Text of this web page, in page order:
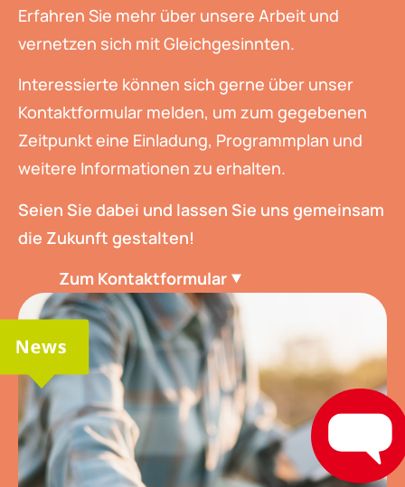
Erfahren Sie mehr über unsere Arbeit und
vernetzen sich mit Gleichgesinnten.
Interessierte können sich gerne über unser
Kontaktformular melden, um zum gegebenen
Zeitpunkt eine Einladung, Programmplan und
weitere Informationen zu erhalten.
Seien Sie dabei und lassen Sie uns gemeinsam
die Zukunft gestalten!
Zum Kontaktformular